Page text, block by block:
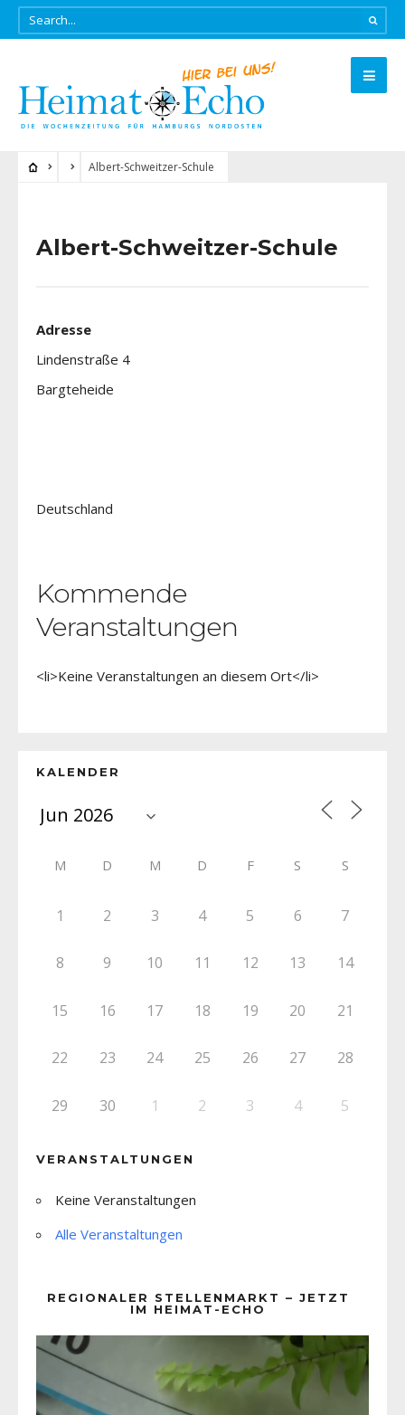
Albert-Schweitzer-Schule
Albert-Schweitzer-Schule
Adresse
Lindenstraße 4
Bargteheide
Deutschland
Kommende
Veranstaltungen
<li>Keine Veranstaltungen an diesem Ort</li>
KALENDER
M D M D F S S
1 2 3 4 5 6 7
8 9 10 11 12 13 14
15 16 17 18 19 20 21
22 23 24 25 26 27 28
29 30 1 2 3 4 5
VERANSTALTUNGEN
Keine Veranstaltungen
Alle Veranstaltungen
REGIONALER STELLENMARKT – JETZT
IM HEIMAT-ECHO
Player